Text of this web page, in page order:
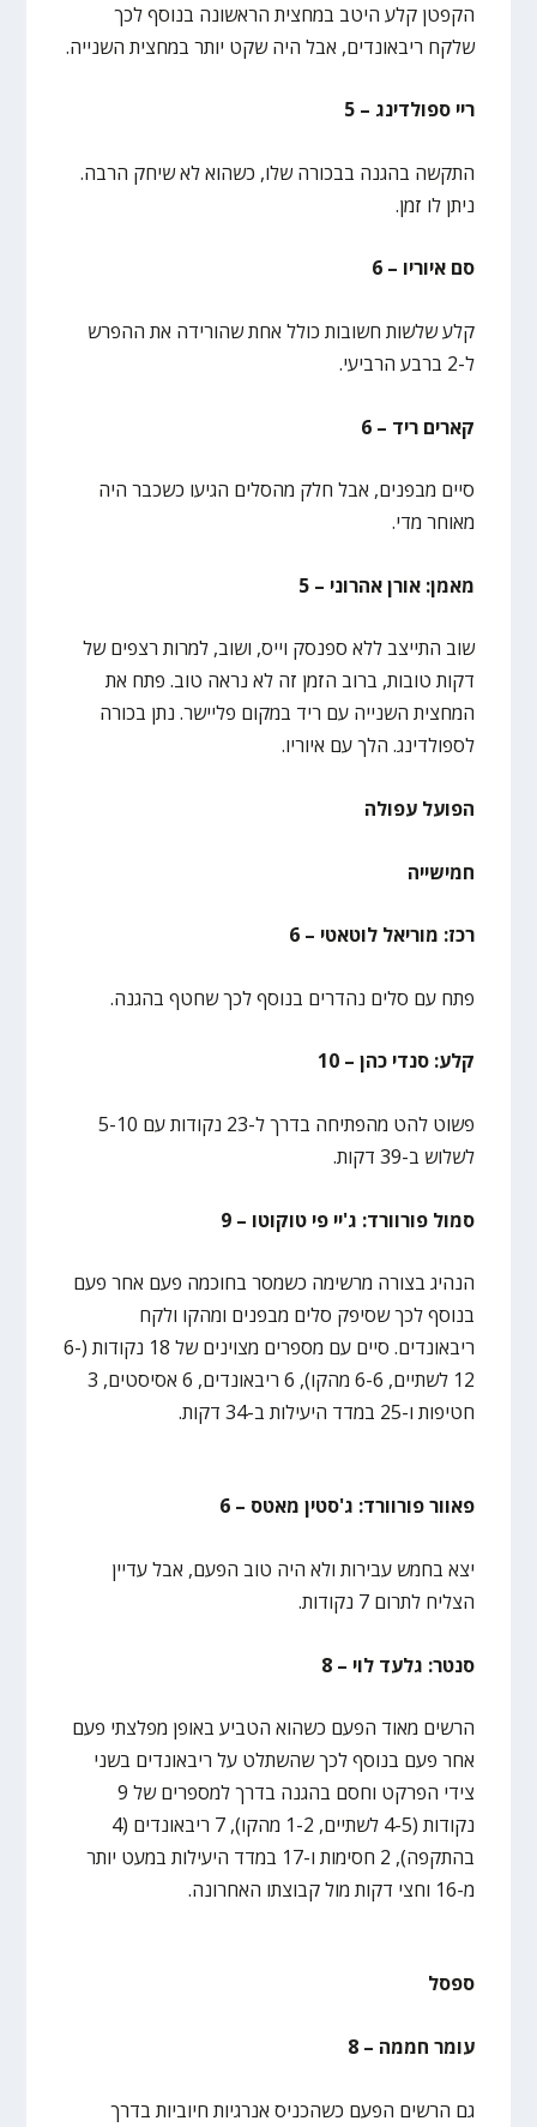
הקפטן קלע היטב במחצית הראשונה בנוסף לכך
שלקח ריבאונדים, אבל היה שקט יותר במחצית השנייה.
ריי ספולדינג – 5
התקשה בהגנה בבכורה שלו, כשהוא לא שיחק הרבה.
ניתן לו זמן.
סם איוריו – 6
קלע שלשות חשובות כולל אחת שהורידה את ההפרש
ל-2 ברבע הרביעי.
קארים ריד – 6
סיים מבפנים, אבל חלק מהסלים הגיעו כשכבר היה
מאוחר מדי.
מאמן: אורן אהרוני – 5
שוב התייצב ללא ספנסק וייס, ושוב, למרות רצפים של
דקות טובות, ברוב הזמן זה לא נראה טוב. פתח את
המחצית השנייה עם ריד במקום פליישר. נתן בכורה
לספולדינג. הלך עם איוריו.
הפועל עפולה
חמישייה
רכז: מוריאל לוטאטי – 6
פתח עם סלים נהדרים בנוסף לכך שחטף בהגנה.
קלע: סנדי כהן – 10
פשוט להט מהפתיחה בדרך ל-23 נקודות עם 5-10
לשלוש ב-39 דקות.
סמול פורוורד: ג'יי פי טוקוטו – 9
הנהיג בצורה מרשימה כשמסר בחוכמה פעם אחר פעם
בנוסף לכך שסיפק סלים מבפנים ומהקו ולקח
ריבאונדים. סיים עם מספרים מצוינים של 18 נקודות (6-
12 לשתיים, 6-6 מהקו), 6 ריבאונדים, 6 אסיסטים, 3
חטיפות ו-25 במדד היעילות ב-34 דקות.
פאוור פורוורד: ג'סטין מאטס – 6
יצא בחמש עבירות ולא היה טוב הפעם, אבל עדיין
הצליח לתרום 7 נקודות.
סנטר: גלעד לוי – 8
הרשים מאוד הפעם כשהוא הטביע באופן מפלצתי פעם
אחר פעם בנוסף לכך שהשתלט על ריבאונדים בשני
צידי הפרקט וחסם בהגנה בדרך למספרים של 9
נקודות (4-5 לשתיים, 1-2 מהקו), 7 ריבאונדים (4
בהתקפה), 2 חסימות ו-17 במדד היעילות במעט יותר
מ-16 וחצי דקות מול קבוצתו האחרונה.
ספסל
עומר חממה – 8
גם הרשים הפעם כשהכניס אנרגיות חיוביות בדרך